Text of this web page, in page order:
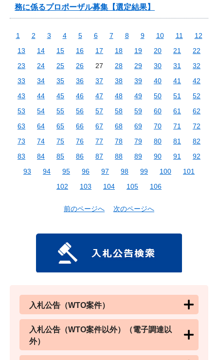
務に係るプロポーザル募集【選定結果】
1 2 3 4 5 6 7 8 9 10 11
12
13
14 15 16 17 18 19 20 21
22
23
24 25 26 27 28 29 30 31
32
33
34 35 36 37 38 39 40 41
42
43
44 45 46 47 48 49 50 51
52
53
54 55 56 57 58 59 60 61
62
63
64 65 66 67 68 69 70 71
72
73
74 75 76 77 78 79 80 81
82
83
84 85 86 87 88 89 90 91
92
93
94 95 96 97 98 99 100
101
102
103 104 105 106
前のページへ 次のページへ
入札公告（WTO案件）
入札公告（WTO案件以外）（電子調達以
外）